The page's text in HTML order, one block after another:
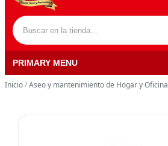
Buscar por:
PRIMARY MENU
Inicio/Aseo y mantenimiento de Hogar y Oficina